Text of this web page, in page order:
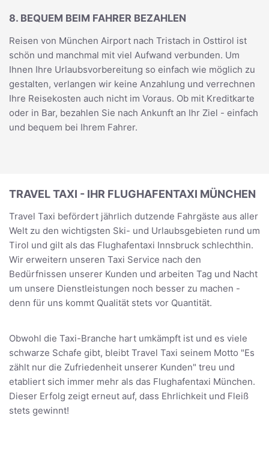
8. BEQUEM BEIM FAHRER BEZAHLEN
Reisen von München Airport nach Tristach in Osttirol ist
schön und manchmal mit viel Aufwand verbunden. Um
Ihnen Ihre Urlaubsvorbereitung so einfach wie möglich zu
gestalten, verlangen wir keine Anzahlung und verrechnen
Ihre Reisekosten auch nicht im Voraus. Ob mit Kreditkarte
oder in Bar, bezahlen Sie nach Ankunft an Ihr Ziel - einfach
und bequem bei Ihrem Fahrer.
TRAVEL TAXI - IHR FLUGHAFENTAXI MÜNCHEN
Travel Taxi befördert jährlich dutzende Fahrgäste aus aller
Welt zu den wichtigsten Ski- und Urlaubsgebieten rund um
Tirol und gilt als das Flughafentaxi Innsbruck schlechthin.
Wir erweitern unseren Taxi Service nach den
Bedürfnissen unserer Kunden und arbeiten Tag und Nacht
um unsere Dienstleistungen noch besser zu machen -
denn für uns kommt Qualität stets vor Quantität.
Obwohl die Taxi-Branche hart umkämpft ist und es viele
schwarze Schafe gibt, bleibt Travel Taxi seinem Motto "Es
zählt nur die Zufriedenheit unserer Kunden" treu und
etabliert sich immer mehr als das Flughafentaxi München.
Dieser Erfolg zeigt erneut auf, dass Ehrlichkeit und Fleiß
stets gewinnt!